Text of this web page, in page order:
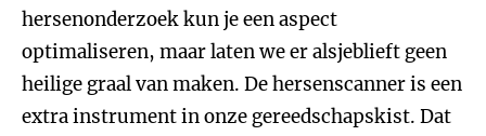
hersenonderzoek kun je een aspect
optimaliseren, maar laten we er alsjeblieft geen
heilige graal van maken. De hersenscanner is een
extra instrument in onze gereedschapskist. Dat